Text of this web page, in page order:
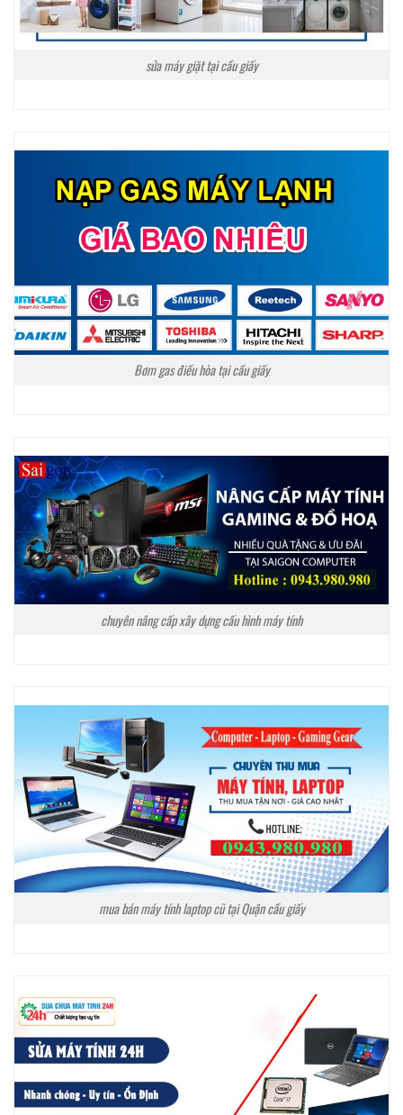
sửa máy giặt tại cầu giấy
Bơm gas điều hòa tại cầu giấy
chuyên nâng cấp xây dựng cấu hình máy tính
mua bán máy tính laptop cũ tại Quận cầu giấy